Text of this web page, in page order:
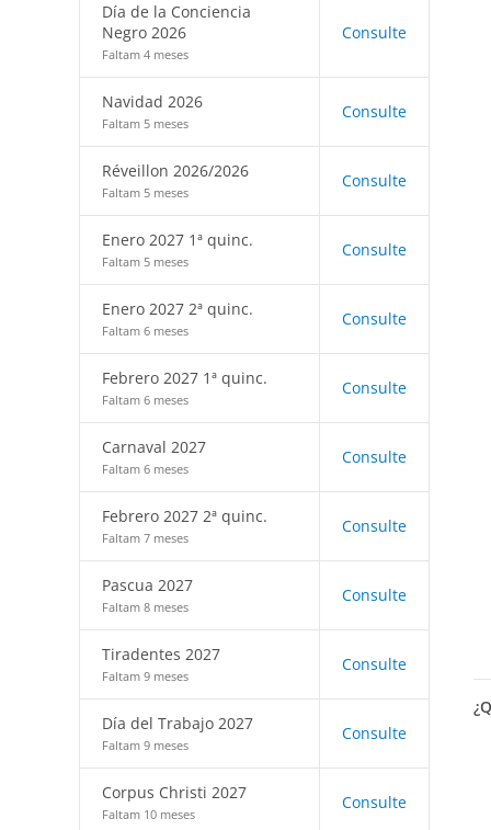
Día de la Conciencia
Negro 2026
Faltam 4 meses
Consulte
Navidad 2026
Faltam 5 meses
Consulte
Réveillon 2026/2026
Faltam 5 meses
Consulte
Enero 2027 1ª quinc.
Faltam 5 meses
Consulte
Enero 2027 2ª quinc.
Faltam 6 meses
Consulte
Febrero 2027 1ª quinc.
Faltam 6 meses
Consulte
Carnaval 2027
Faltam 6 meses
Consulte
Febrero 2027 2ª quinc.
Faltam 7 meses
Consulte
Pascua 2027
Faltam 8 meses
Consulte
Tiradentes 2027
Faltam 9 meses
Consulte
Día del Trabajo 2027
Faltam 9 meses
Consulte
Corpus Christi 2027
Faltam 10 meses
Consulte